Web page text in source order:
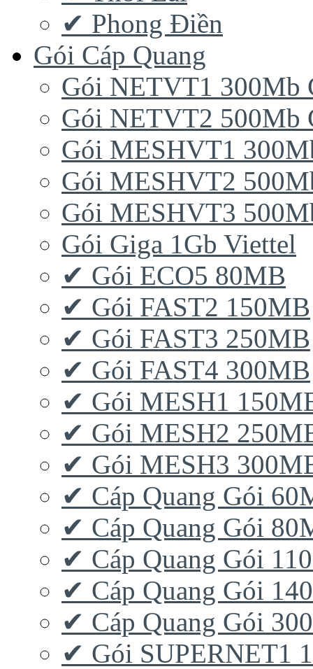
✔ Phong Điền
Gói Cáp Quang
Gói NETVT1 300Mb
Gói NETVT2 500Mb
Gói MESHVT1
Gói MESHVT2
Gói MESHVT3
Gói Giga 1Gb Viettel
✔ Gói ECO5 80MB
✔ Gói FAST2 150MB
✔ Gói FAST3 250MB
✔ Gói FAST4 300MB
✔ Gói MESH1
✔ Gói MESH2
✔ Gói MESH3
✔ Cáp Quang Gói
✔ Cáp Quang Gói
✔ Cáp Quang Gói
✔ Cáp Quang Gói
✔ Cáp Quang Gói
✔ Gói SUPERNET1